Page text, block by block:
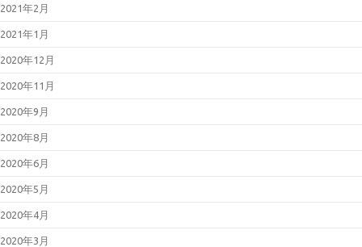
2021年2月
2021年1月
2020年12月
2020年11月
2020年9月
2020年8月
2020年6月
2020年5月
2020年4月
2020年3月